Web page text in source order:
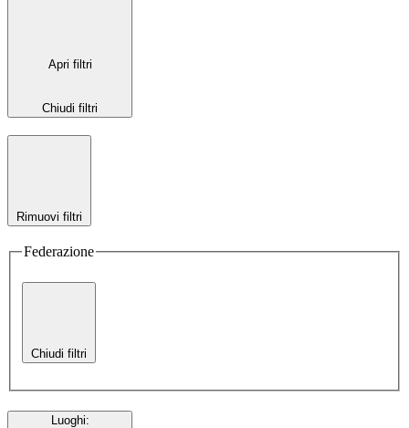
Apri filtri
Chiudi filtri
Rimuovi filtri
Federazione
Chiudi filtri
Luoghi: